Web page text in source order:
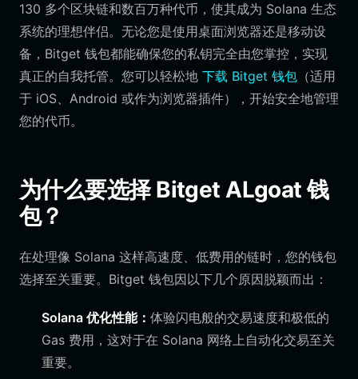
130 多个区块链和数百万种代币，使其成为 Solana 生态
系统的理想伴侣。无论您是使用桌面浏览器还是移动设
备，Bitget 钱包都能确保您的私钥完全由您掌控，实现
真正的自我托管。您可以轻松地 下载 Bitget 钱包 （适用
于 iOS、Android 或作为浏览器插件），开始安全地管理
您的代币。
为什么要选择 Bitget ALgoat 钱
包？
在处理像 Solana 这样高速度、低费用的链时，您的钱包
选择至关重要。Bitget 钱包因以下几个原因脱颖而出：
Solana 优化性能： 体验闪电般的交易速度和极低的
Gas 费用，这对于在 Solana 网络上自动化交易至关
重要。